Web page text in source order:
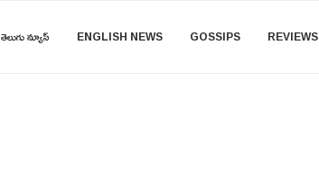
తెలుగు న్యూస్ ENGLISH NEWS GOSSIPS REVIEWS